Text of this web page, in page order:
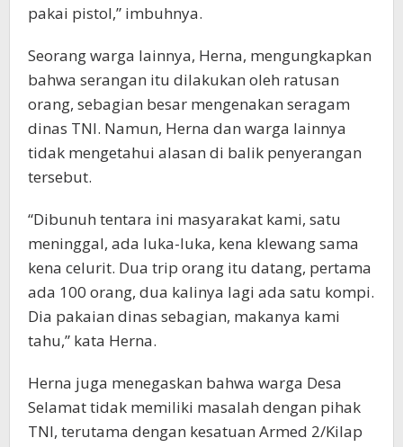
pakai pistol,” imbuhnya.
Seorang warga lainnya, Herna, mengungkapkan
bahwa serangan itu dilakukan oleh ratusan
orang, sebagian besar mengenakan seragam
dinas TNI. Namun, Herna dan warga lainnya
tidak mengetahui alasan di balik penyerangan
tersebut.
“Dibunuh tentara ini masyarakat kami, satu
meninggal, ada luka-luka, kena klewang sama
kena celurit. Dua trip orang itu datang, pertama
ada 100 orang, dua kalinya lagi ada satu kompi.
Dia pakaian dinas sebagian, makanya kami
tahu,” kata Herna.
Herna juga menegaskan bahwa warga Desa
Selamat tidak memiliki masalah dengan pihak
TNI, terutama dengan kesatuan Armed 2/Kilap